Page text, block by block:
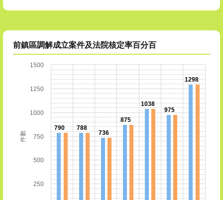
前鎮區調解成立案件及法院核定率百分百
件數
790 788
736
875
1038
975
1298
250
500
750
1000
1250
1500